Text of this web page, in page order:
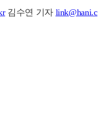
김수연 기자 link@hani.c